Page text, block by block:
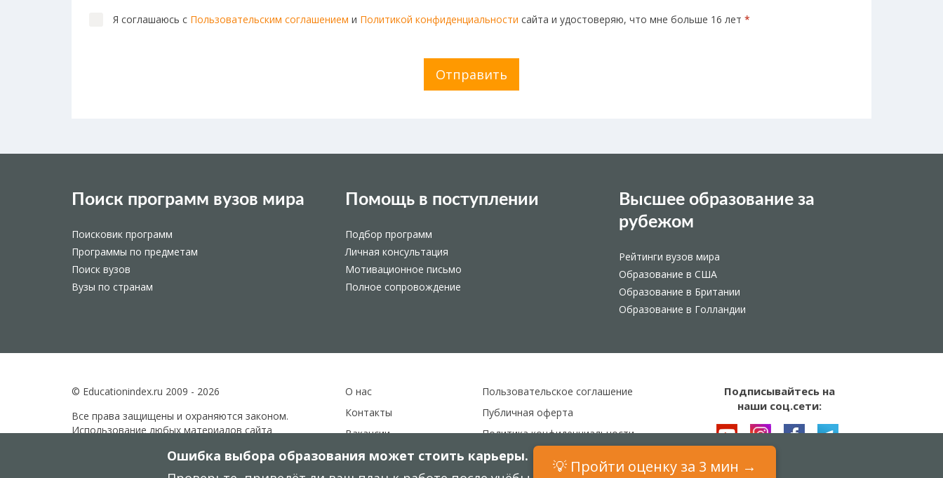
Я соглашаюсь с Пользовательским соглашением и Политикой конфиденциальности сайта и удостоверяю, что мне больше 16 лет *
Отправить
Поиск программ вузов мира
Поисковик программ
Программы по предметам
Поиск вузов
Вузы по странам
Помощь в поступлении
Подбор программ
Личная консультация
Мотивационное письмо
Полное сопровождение
Высшее образование за
рубежом
Рейтинги вузов мира
Образование в США
Образование в Британии
Образование в Голландии
© Educationindex.ru 2009 - 2026
Все права защищены и охраняются законом.
Использование любых материалов сайта
О нас
Контакты
Вакансии
Карта сайта
Пользовательское соглашение
Публичная оферта
Политика конфиденциальности
Подписывайтесь на
наши соц.сети:
Ошибка выбора образования может стоить карьеры.
💡 Пройти оценку за 3 мин →